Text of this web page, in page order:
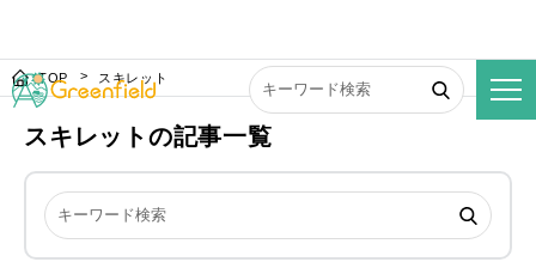
TOP スキレット
スキレットの記事一覧